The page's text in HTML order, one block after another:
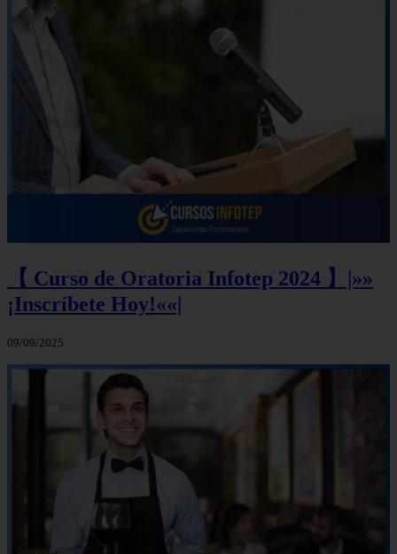
【 Curso de Oratoria Infotep 2024 】|»»
¡Inscríbete Hoy!««|
09/09/2025